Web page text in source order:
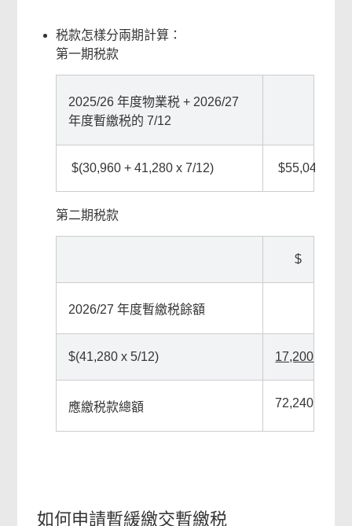
税款怎樣分兩期計算：
第一期税款
2025/26 年度物業税 + 2026/27
年度暫繳税的 7/12
$(30,960 + 41,280 x 7/12) $55,040
第二期税款
$
2026/27 年度暫繳税餘額
$(41,280 x 5/12) 17,200
應繳税款總額 72,240
如何申請暫緩繳交暫繳税